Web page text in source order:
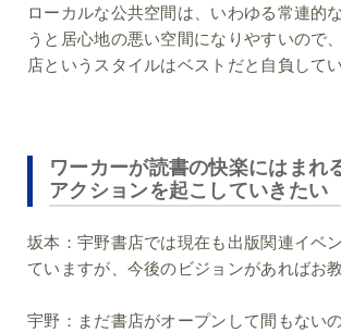
ローカルな公共空間は、いわゆる常連的
うと居心地の悪い空間になりやすいので
店というスタイルはベストだと自負してい
ワーカーが読書の快楽にはまれ
アクションを起こしていきたい
坂本： 宇野書店では現在も出版関連イベ
ていますが、今後のビジョンがあればお教
宇野： まだ書店がオープンして間もない